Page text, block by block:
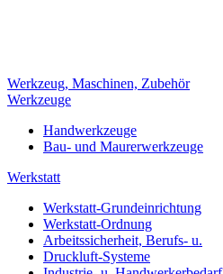
Werkzeug, Maschinen, Zubehör
Werkzeuge
Handwerkzeuge
Bau- und Maurerwerkzeuge
Werkstatt
Werkstatt-Grundeinrichtung
Werkstatt-Ordnung
Arbeitssicherheit, Berufs- u.
Druckluft-Systeme